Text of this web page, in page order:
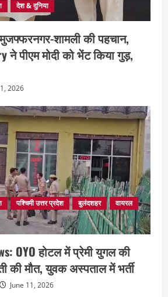
देश & दुनिया
शामली की पहचान,
ने पीएम मोदी को भेंट किया गुड़,
2026
पश्चिमी उत्तर प्रदेश बुलंदशहर
वायरल
OYO होटल में प्रेमी युगल की
की मौत, युवक अस्पताल में भर्ती
June 11, 2026